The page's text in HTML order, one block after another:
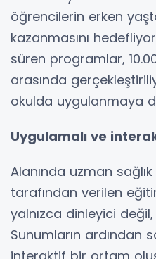
öğrencilerin erken
kazanmasını
süren programlar,
arasında
okulda uygulanmaya
Uygulamalı ve
Alanında uzman
tarafından verilen
yalnızca dinleyici değil,
Sunumların ardından